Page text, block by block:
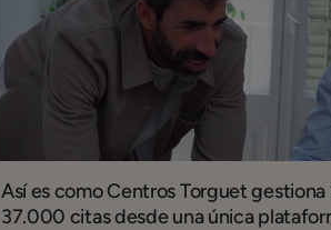
Así es como Centros Torguet
37.000 citas desde una única